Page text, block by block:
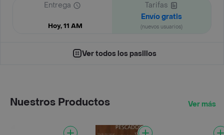
Entrega
Hoy, 11 AM
Tarifas
Envío gratis
(nuevos usuarios)
Ver todos los pasillos
Nuestros Productos Ver más